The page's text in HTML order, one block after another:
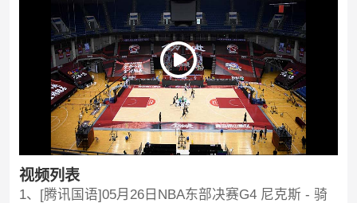
视频列表
1、[腾讯国语]05月26日NBA东部决赛G4 尼克斯 - 骑